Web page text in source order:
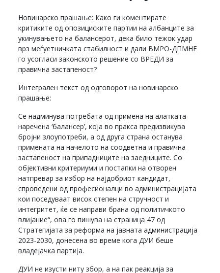
Новинарско прашање: Како ги коментирате
критиките од опозициските партии на албанците за
укинувањето на балансерот, дека било тежок удар
врз меѓуетничката стабилност и дали ВМРО-ДПМНЕ
го усогласи законското решение со ВРЕДИ за
правична застапеност?
Интегрален текст од одговорот на новинарско
прашање:
Се надминува потребата од примена на алатката
наречена ‘балансер’, која во пракса предизвикува
бројни злоупотреби, а од друга страна останува
примената на начелото на соодветна и правична
застапеност на припадниците на заедниците. Со
објективни критериуми и постапки на отворен
натпревар за избор на најдобриот кандидат,
спроведени од професионалци во администрацијата
кои поседуваат висок степен на стручност и
интегритет, ќе се направи брана од политичкото
влијание“, ова го пишува на страница 47 од
Стратегијата за реформа на јавната администрација
2023-2030, донесена во време кога ДУИ беше
владејачка партија.
ДУИ не изусти ниту збор, а на пак реакција за